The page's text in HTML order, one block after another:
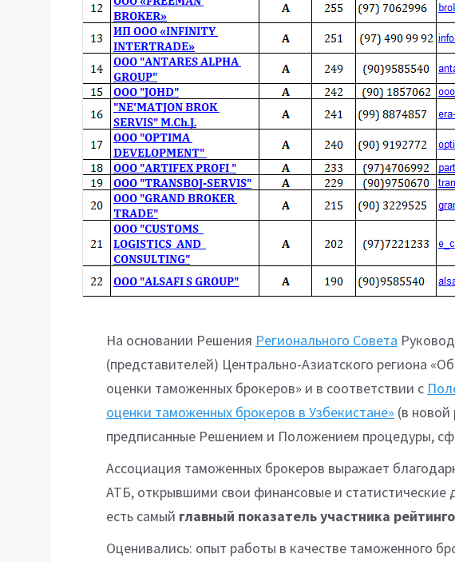
На основании Решения Регионального Совета
(представителей) Центрально-Азиатского региона
оценки таможенных брокеров» и в соответствии с
оценки таможенных брокеров в Узбекистане» (в новой
предписанные Решением и Положением процедуры,
Ассоциация таможенных брокеров выражает
АТБ, открывшими свои финансовые и статистические
есть самый главный показатель участника
Оценивались: опыт работы в качестве таможенного